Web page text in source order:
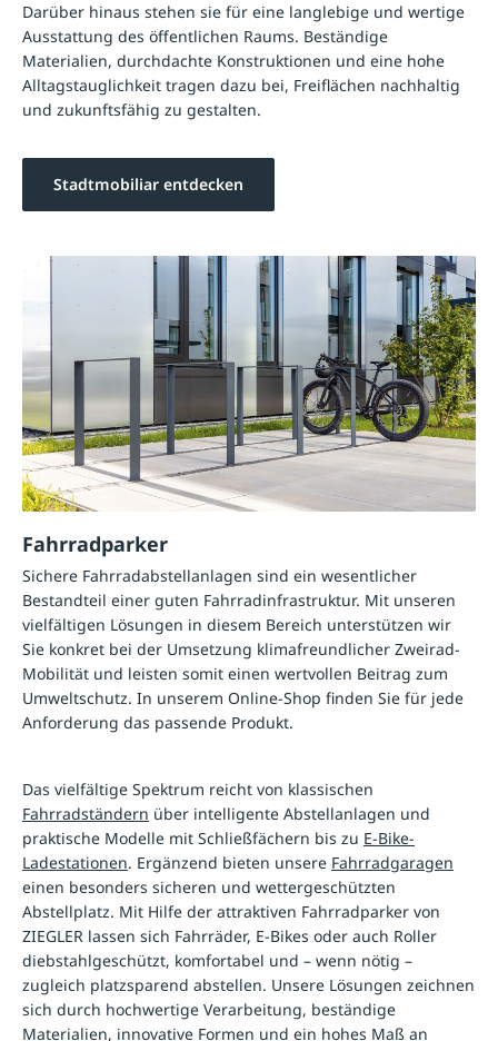
Darüber hinaus stehen sie für eine langlebige und wertige
Ausstattung des öffentlichen Raums. Beständige
Materialien, durchdachte Konstruktionen und eine hohe
Alltagstauglichkeit tragen dazu bei, Freiflächen nachhaltig
und zukunftsfähig zu gestalten.
Stadtmobiliar entdecken
Fahrradparker
Sichere Fahrradabstellanlagen sind ein wesentlicher
Bestandteil einer guten Fahrradinfrastruktur. Mit unseren
vielfältigen Lösungen in diesem Bereich unterstützen wir
Sie konkret bei der Umsetzung klimafreundlicher Zweirad-
Mobilität und leisten somit einen wertvollen Beitrag zum
Umweltschutz. In unserem Online-Shop finden Sie für jede
Anforderung das passende Produkt.
Das vielfältige Spektrum reicht von klassischen
Fahrradständern über intelligente Abstellanlagen und
praktische Modelle mit Schließfächern bis zu E-Bike-
Ladestationen. Ergänzend bieten unsere Fahrradgaragen
einen besonders sicheren und wettergeschützten
Abstellplatz. Mit Hilfe der attraktiven Fahrradparker von
ZIEGLER lassen sich Fahrräder, E-Bikes oder auch Roller
diebstahlgeschützt, komfortabel und – wenn nötig –
zugleich platzsparend abstellen. Unsere Lösungen zeichnen
sich durch hochwertige Verarbeitung, beständige
Materialien, innovative Formen und ein hohes Maß an